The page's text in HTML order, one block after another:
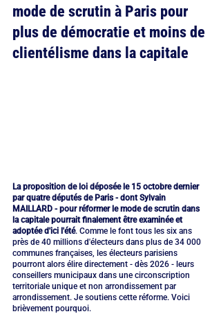
mode de scrutin à Paris pour
plus de démocratie et moins de
clientélisme dans la capitale
La proposition de loi déposée le 15 octobre dernier
par quatre députés de Paris - dont Sylvain
MAILLARD - pour réformer le mode de scrutin dans
la capitale pourrait finalement être examinée et
adoptée d'ici l'été. Comme le font tous les six ans
près de 40 millions d'électeurs dans plus de 34 000
communes françaises, les électeurs parisiens
pourront alors élire directement - dès 2026 - leurs
conseillers municipaux dans une circonscription
territoriale unique et non arrondissement par
arrondissement. Je soutiens cette réforme. Voici
brièvement pourquoi.